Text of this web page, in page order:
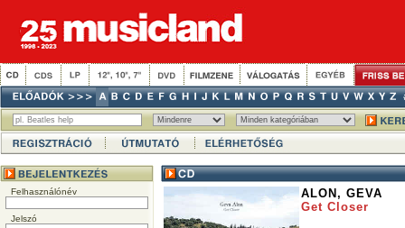
Felhasználónév
Jelszó
ALON, GEVA
Get Closer